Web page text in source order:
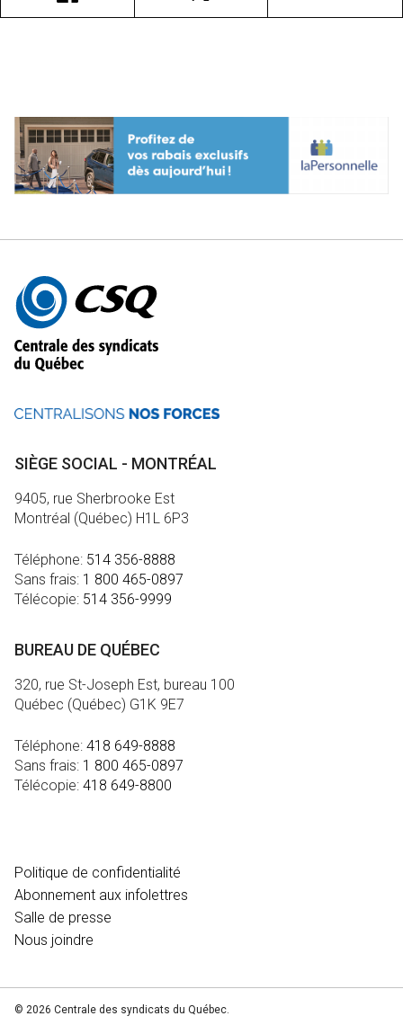
Autres
informations
SIÈGE SOCIAL - MONTRÉAL
9405, rue Sherbrooke Est
Montréal (Québec) H1L 6P3
Téléphone: 514 356-8888
Sans frais: 1 800 465-0897
Télécopie: 514 356-9999
BUREAU DE QUÉBEC
320, rue St-Joseph Est, bureau 100
Québec (Québec) G1K 9E7
Téléphone: 418 649-8888
Sans frais: 1 800 465-0897
Télécopie: 418 649-8800
Politique de confidentialité
Abonnement aux infolettres
Salle de presse
Nous joindre
© 2026 Centrale des syndicats du Québec.